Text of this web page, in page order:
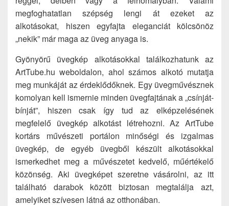
megfoghatatlan szépség lengi át ezeket az
alkotásokat, hiszen egyfajta eleganciát kölcsönöz
„nekik” már maga az üveg anyaga is.
Gyönyörű üvegkép alkotásokkal találkozhatunk az
ArtTube.hu weboldalon, ahol számos alkotó mutatja
meg munkáját az érdeklődőknek. Egy üvegművésznek
komolyan kell ismernie minden üvegfajtának a „csínját-
bínját”, hiszen csak így tud az elképzelésének
megfelelő üvegkép alkotást létrehozni. Az ArtTube
kortárs művészeti portálon minőségi és izgalmas
üvegkép, de egyéb üvegből készült alkotásokkal
ismerkedhet meg a művészetet kedvelő, műértékelő
közönség. Aki üvegképet szeretne vásárolni, az itt
található darabok között biztosan megtalálja azt,
amelyiket szívesen látná az otthonában.